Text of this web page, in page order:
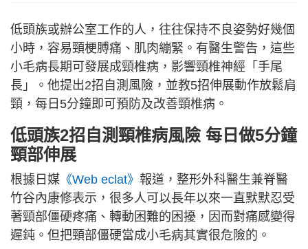
低頭族或辦公室工作的人，往往保持不良姿勢好幾個
小時，容易頸梗膊痛、肌肉繃緊。有醫生警告，這些
小毛病長期可發展成頸椎病，影響頸椎神經「手尾
長」。他提出2招自測風險，並教5招伸展動作放鬆肩
頸，每日5分鐘即可預防及改善頸椎病。
低頭族2招自測頸椎病風險 每日做5分鐘
頸部伸展
根據日媒 《Web eclat》 報道，整形外科醫生兼脊醫
竹谷內康修表示，很多人可以長年以來一直默默忍受
著頸部僵硬疼痛、轉動困難的困擾，因而對痛感變得
遲鈍。但把頸部僵硬當成小毛病其實很危險的。